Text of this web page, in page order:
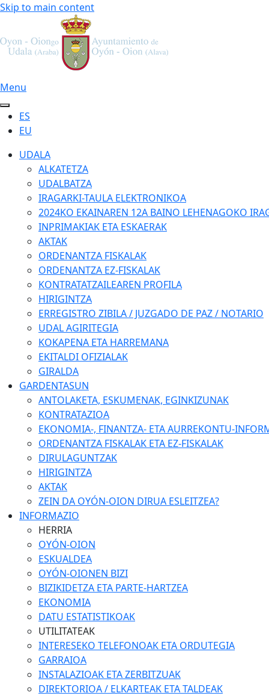
Skip to main content
Menu
ES
EU
UDALA
ALKATETZA
UDALBATZA
IRAGARKI-TAULA ELEKTRONIKOA
2024KO EKAINAREN 12A BAINO LEHENAGOKO
INPRIMAKIAK ETA ESKAERAK
AKTAK
ORDENANTZA FISKALAK
ORDENANTZA EZ-FISKALAK
KONTRATATZAILEAREN PROFILA
HIRIGINTZA
ERREGISTRO ZIBILA / JUZGADO DE PAZ / NOTARIO
UDAL AGIRITEGIA
KOKAPENA ETA HARREMANA
EKITALDI OFIZIALAK
GIRALDA
GARDENTASUN
ANTOLAKETA, ESKUMENAK, EGINKIZUNAK
KONTRATAZIOA
EKONOMIA-, FINANTZA- ETA AURREKONTU-
ORDENANTZA FISKALAK ETA EZ-FISKALAK
DIRULAGUNTZAK
HIRIGINTZA
AKTAK
ZEIN DA OYÓN-OION DIRUA ESLEITZEA?
INFORMAZIO
HERRIA
OYÓN-OION
ESKUALDEA
OYÓN-OIONEN BIZI
BIZIKIDETZA ETA PARTE-HARTZEA
EKONOMIA
DATU ESTATISTIKOAK
UTILITATEAK
INTERESEKO TELEFONOAK ETA ORDUTEGIA
GARRAIOA
INSTALAZIOAK ETA ZERBITZUAK
DIREKTORIOA / ELKARTEAK ETA TALDEAK